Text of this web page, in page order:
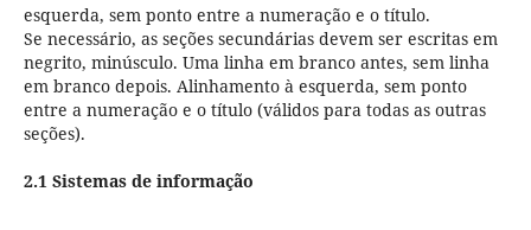
esquerda, sem ponto entre a numeração e o título.
Se necessário, as seções secundárias devem ser escritas em
negrito, minúsculo. Uma linha em branco antes, sem linha
em branco depois. Alinhamento à esquerda, sem ponto
entre a numeração e o título (válidos para todas as outras
seções).
2.1 Sistemas de informação